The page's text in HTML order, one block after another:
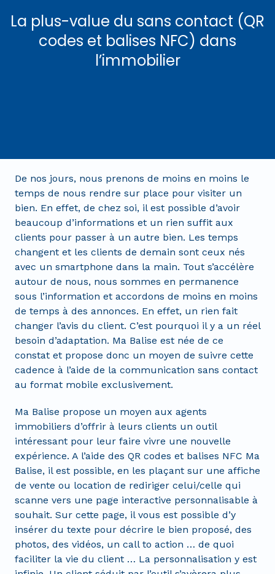
La plus-value du sans contact (QR
codes et balises NFC) dans
l’immobilier
De nos jours, nous prenons de moins en moins le
temps de nous rendre sur place pour visiter un
bien. En effet, de chez soi, il est possible d’avoir
beaucoup d’informations et un rien suffit aux
clients pour passer à un autre bien. Les temps
changent et les clients de demain sont ceux nés
avec un smartphone dans la main. Tout s’accélère
autour de nous, nous sommes en permanence
sous l’information et accordons de moins en moins
de temps à des annonces. En effet, un rien fait
changer l’avis du client. C’est pourquoi il y a un réel
besoin d’adaptation. Ma Balise est née de ce
constat et propose donc un moyen de suivre cette
cadence à l’aide de la communication sans contact
au format mobile exclusivement.
Ma Balise propose un moyen aux agents
immobiliers d’offrir à leurs clients un outil
intéressant pour leur faire vivre une nouvelle
expérience. A l’aide des QR codes et balises NFC Ma
Balise, il est possible, en les plaçant sur une affiche
de vente ou location de rediriger celui/celle qui
scanne vers une page interactive personnalisable à
souhait. Sur cette page, il vous est possible d’y
insérer du texte pour décrire le bien proposé, des
photos, des vidéos, un call to action … de quoi
faciliter la vie du client … La personnalisation y est